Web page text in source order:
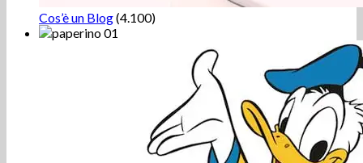
Cos’è un Blog(4.100)